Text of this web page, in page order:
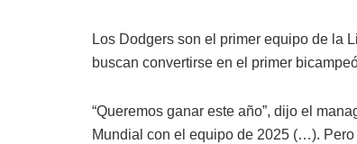
Los Dodgers son el primer equipo de la
buscan convertirse en el primer
“Queremos ganar este año”, dijo el
Mundial con el equipo de 2025 (…).